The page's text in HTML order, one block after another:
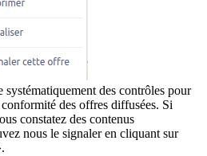
systématiquement des contrôles pour
des offres diffusées. Si
constatez des contenus
nous le signaler en cliquant sur